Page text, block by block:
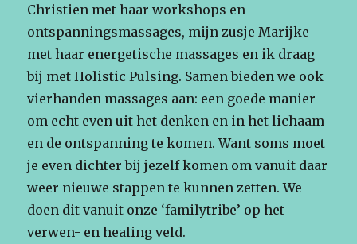
Christien met haar workshops en
ontspanningsmassages, mijn zusje Marijke
met haar energetische massages en ik draag
bij met Holistic Pulsing. Samen bieden we ook
vierhanden massages aan: een goede manier
om echt even uit het denken en in het lichaam
en de ontspanning te komen. Want soms moet
je even dichter bij jezelf komen om vanuit daar
weer nieuwe stappen te kunnen zetten. We
doen dit vanuit onze ‘familytribe’ op het
verwen- en healing veld.